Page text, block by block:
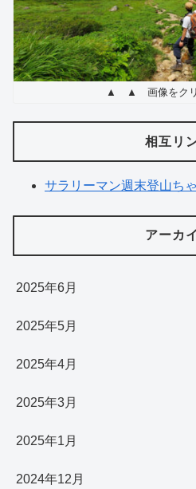
▲ ▲ 画像をク
相互リ
サラリーマン週末登山ち
アーカ
2025年6月
2025年5月
2025年4月
2025年3月
2025年1月
2024年12月